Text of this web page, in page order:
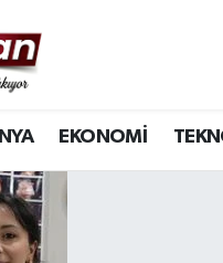
EKONOMİ
Durumu ve Fikstür